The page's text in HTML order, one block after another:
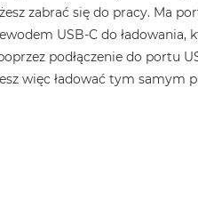
zabrać się do pracy. Ma
USB‑C do ładowania,
podłączenie do portu
więc ładować tym samym